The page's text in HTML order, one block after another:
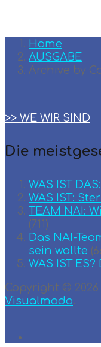
Home
AUSGABE
Archive by
>> WE WIR SIND
Die
WAS IST
WAS IST:
TEAM ΝΑΙ:
(711)
Das NAI-
sein wollte
WAS IST
Copyright © 2026
Visualmodo.